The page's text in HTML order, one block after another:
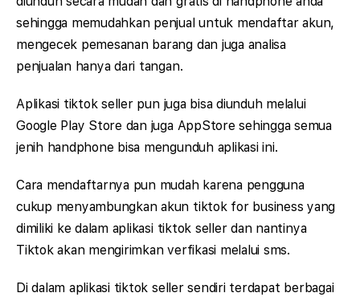
sehingga memudahkan penjual untuk mendaftar akun,
mengecek pemesanan barang dan juga analisa
penjualan hanya dari tangan.
Aplikasi tiktok seller pun juga bisa diunduh melalui
Google Play Store dan juga AppStore sehingga semua
jenih handphone bisa mengunduh aplikasi ini.
Cara mendaftarnya pun mudah karena pengguna
cukup menyambungkan akun tiktok for business yang
dimiliki ke dalam aplikasi tiktok seller dan nantinya
Tiktok akan mengirimkan verfikasi melalui sms.
Di dalam aplikasi tiktok seller sendiri terdapat berbagai